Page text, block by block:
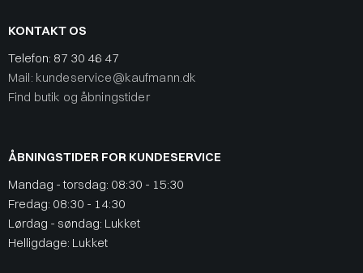
KONTAKT OS
Telefon: 87 30 46 47
Mail: kundeservice@kaufmann.dk
Find butik og åbningstider
ÅBNINGSTIDER FOR KUNDESERVICE
Mandag - torsdag: 08:30 - 15:30
Fredag: 08:30 - 14:30
Lørdag - søndag: Lukket
Helligdage: Lukket